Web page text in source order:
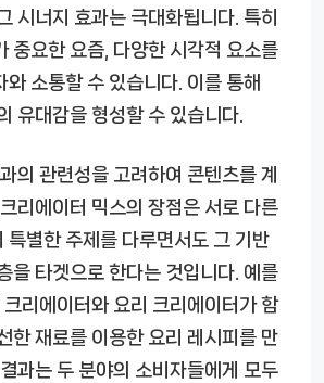
시너지 효과는 극대화됩니다. 특히
중요한 요즘, 다양한 시각적 요소를
와 소통할 수 있습니다. 이를 통해
유대감을 형성할 수 있습니다.
의 관련성을 고려하여 콘텐츠를 계
리에이터 믹스의 장점은 서로 다른
특별한 주제를 다루면서도 그 기반
을 타겟으로 한다는 것입니다. 예를
크리에이터와 요리 크리에이터가 함
한 재료를 이용한 요리 레시피를 만
과는 두 분야의 소비자들에게 모두